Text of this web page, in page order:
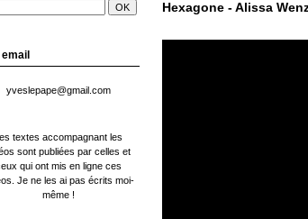
email
yveslepape@gmail.com
textes accompagnant les
sont publiées par celles et
qui ont mis en ligne ces
Je ne les ai pas écrits moi-
même !
Hexagone - Alissa